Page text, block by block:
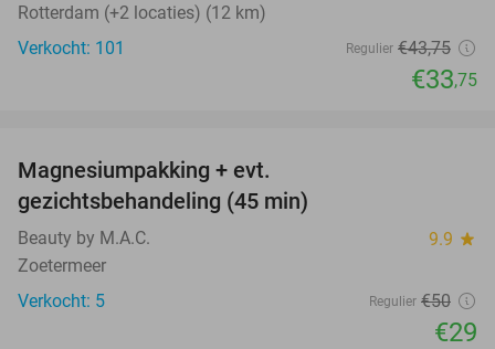
Rotterdam (+2 locaties) (12 km)
Verkocht: 101
Regulier €43,75
€33,75
Magnesiumpakking + evt.
gezichtsbehandeling (45 min)
Beauty by M.A.C. 9.9 star
Zoetermeer
Verkocht: 5
Regulier €50
€29